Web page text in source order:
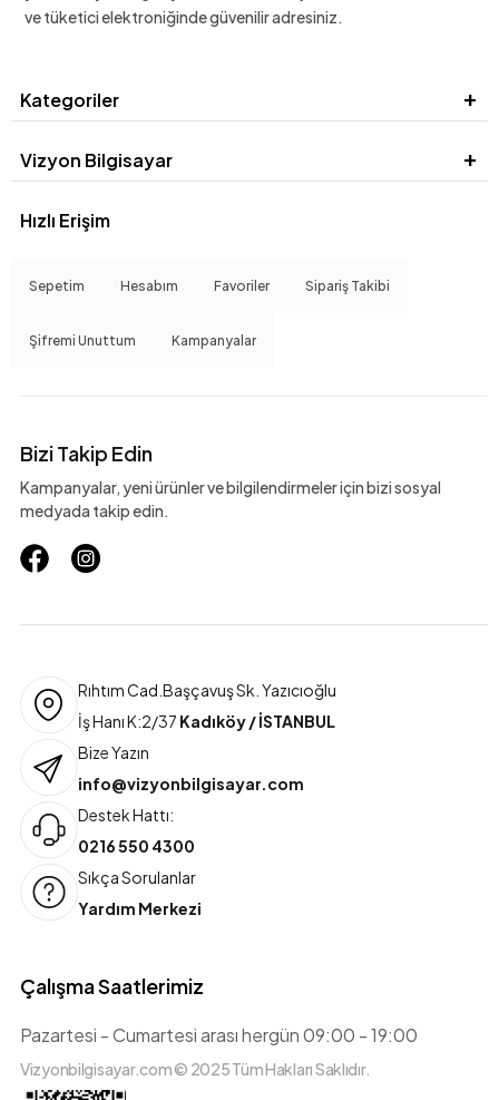
ve tüketici elektroniğinde güvenilir adresiniz.
Kategoriler
Vizyon Bilgisayar
Hızlı Erişim
Sepetim Hesabım Favoriler Sipariş Takibi
Şifremi Unuttum Kampanyalar
Bizi Takip Edin
Kampanyalar, yeni ürünler ve bilgilendirmeler için bizi sosyal
medyada takip edin.
Rıhtım Cad.Başçavuş Sk. Yazıcıoğlu
İş Hanı K:2/37 Kadıköy / İSTANBUL
Bize Yazın
info@vizyonbilgisayar.com
Destek Hattı:
0216 550 4300
Sıkça Sorulanlar
Yardım Merkezi
Çalışma Saatlerimiz
Pazartesi - Cumartesi arası hergün 09:00 - 19:00
Vizyonbilgisayar.com © 2025 Tüm Hakları Saklıdır.